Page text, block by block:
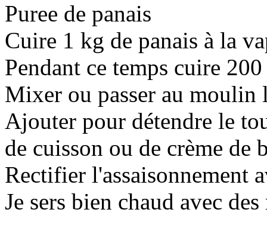
Puree de panais
Cuire 1 kg de panais à la
Pendant ce temps cuire
Mixer ou passer au moulin
Ajouter pour détendre le
de cuisson ou de crème de
Rectifier l'assaisonnement
Je sers bien chaud avec